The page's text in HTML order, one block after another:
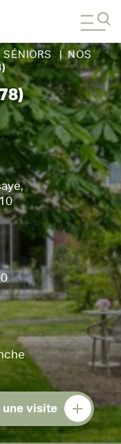
SÉNIORS | NOS
une visite